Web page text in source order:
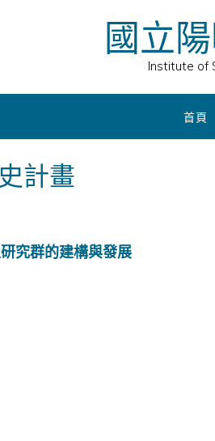
國立
Institute of
首頁
計畫
究群的建構與發展